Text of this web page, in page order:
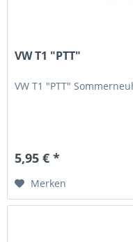
VW T1 "PTT"
VW T1 "PTT"
5,95 € *
Merken